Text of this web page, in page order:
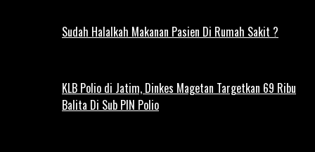
Sudah Halalkah Makanan Pasien Di Rumah Sakit ?
KLB Polio di Jatim, Dinkes Magetan Targetkan 69 Ribu
Balita Di Sub PIN Polio